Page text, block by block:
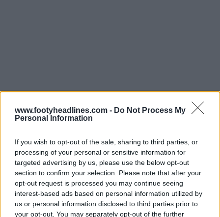
www.footyheadlines.com - Do Not Process My
Personal Information
If you wish to opt-out of the sale, sharing to third parties, or
processing of your personal or sensitive information for
targeted advertising by us, please use the below opt-out
section to confirm your selection. Please note that after your
opt-out request is processed you may continue seeing
interest-based ads based on personal information utilized by
us or personal information disclosed to third parties prior to
your opt-out. You may separately opt-out of the further
Quando Adidas venne a sapere della registrazione
quasi identica di Dittmar, si affrettò ad attivare
ufficialmente la propria protezione EUIPO alla fine di
marzo 2025.